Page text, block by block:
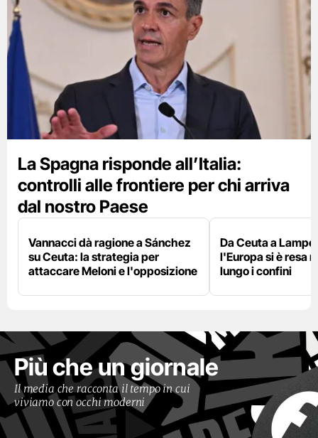
La Spagna risponde all’Italia:
controlli alle frontiere per chi arriva
dal nostro Paese
Vannacci dà ragione a Sánchez
su Ceuta: la strategia per
attaccare Meloni e l'opposizione
Da Ceuta a
l'Europa si è resa
lungo i confini
Più che un giornale
Il media che racconta il tempo in cui
viviamo con occhi moderni